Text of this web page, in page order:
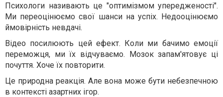
Психологи називають це "оптимізмом упередженості".
Ми переоцінюємо свої шанси на успіх. Недооцінюємо
ймовірність невдачі.
Відео посилюють цей ефект. Коли ми бачимо емоції
переможця, ми їх відчуваємо. Мозок запам'ятовує ці
почуття. Хоче їх повторити.
Це природна реакція. Але вона може бути небезпечною
в контексті азартних ігор.